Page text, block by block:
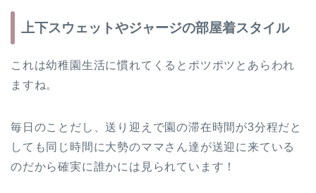
上下スウェットやジャージの部屋着スタイル
これは幼稚園生活に慣れてくるとポツポツとあらわれ
ますね。
毎日のことだし、送り迎えで園の滞在時間が3分程だと
しても同じ時間に大勢のママさん達が送迎に来ている
のだから確実に誰かには見られています！